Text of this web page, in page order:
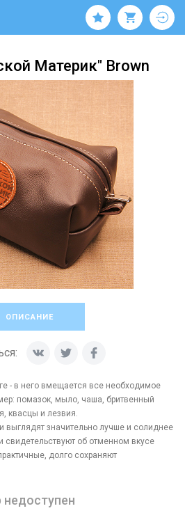
Материк" Brown
ОПИСАНИЕ
- в него вмещается все необходимое
помазок, мыло, чаша, бритвенный
квасцы и лезвия.
выглядят значительно лучше и солиднее
свидетельствуют об отменном вкусе
долго сохраняют
недоступен